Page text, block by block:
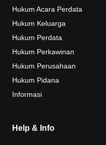
Hukum Acara Perdata
Hukum Keluarga
Hukum Perdata
Hukum Perkawinan
Hukum Perusahaan
Hukum Pidana
Informasi
Help & Info